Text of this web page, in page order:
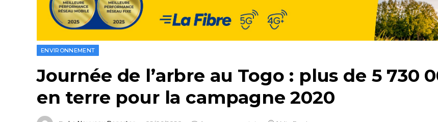
ENVIRONNEMENT
Journée de l’arbre au Togo : plus de 5 730
en terre pour la campagne 2020